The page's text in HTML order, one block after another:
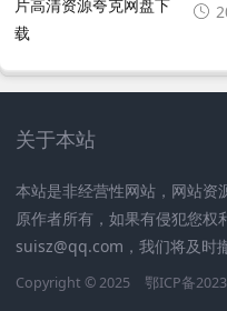
关于本站
本站是非经营性网站，网站资
原作者所有，如果有侵犯您权
suisz@qq.com，我们将及时
Copyright © 2025 鄂ICP备